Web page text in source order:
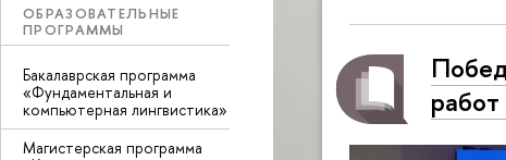
ОБРАЗОВАТЕЛЬНЫЕ
ПРОГРАММЫ
Бакалаврская программа
«Фундаментальная и
компьютерная лингвистика»
Магистерская программа